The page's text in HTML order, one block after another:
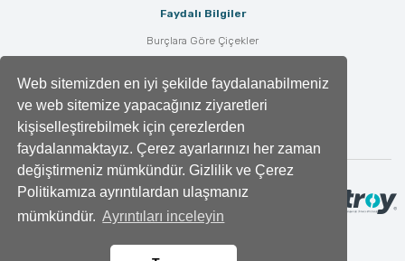
Web sitemizden en iyi şekilde faydalanabilmeniz
ve web sitemize yapacağınız ziyaretleri
kişiselleştirebilmek için çerezlerden
faydalanmaktayız. Çerez ayarlarınızı her zaman
değiştirmeniz mümkündür. Gizlilik ve Çerez
Politikamıza ayrıntılardan ulaşmanız
mümkündür. Ayrıntıları inceleyin
Faydalı Bilgiler
Burçlara Göre Çiçekler
Çiçek Anlamları
Tüm Blog Yazıları